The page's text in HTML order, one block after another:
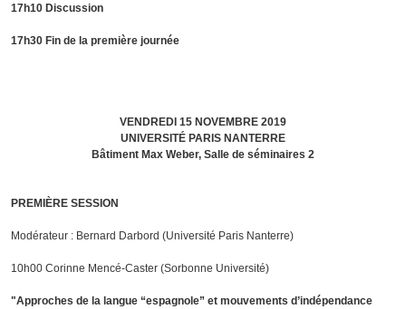
17h10 Discussion
17h30 Fin de la première journée
VENDREDI 15 NOVEMBRE 2019
UNIVERSITÉ PARIS NANTERRE
Bâtiment Max Weber, Salle de séminaires 2
PREMIÈRE SESSION
Modérateur : Bernard Darbord (Université Paris Nanterre)
10h00 Corinne Mencé-Caster (Sorbonne Université)
"Approches de la langue “espagnole” et mouvements d’indépendance